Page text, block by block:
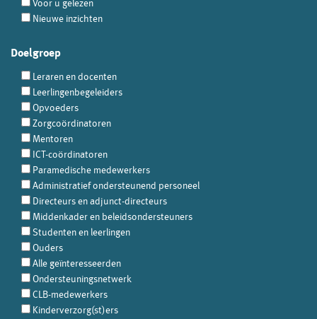
Voor u gelezen
Nieuwe inzichten
Doelgroep
Leraren en docenten
Leerlingenbegeleiders
Opvoeders
Zorgcoördinatoren
Mentoren
ICT-coördinatoren
Paramedische medewerkers
Administratief ondersteunend personeel
Directeurs en adjunct-directeurs
Middenkader en beleidsondersteuners
Studenten en leerlingen
Ouders
Alle geïnteresseerden
Ondersteuningsnetwerk
CLB-medewerkers
Kinderverzorg(st)ers